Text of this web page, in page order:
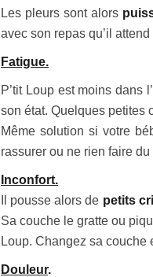
Les pleurs sont alors
avec son repas qu’il
Fatigue.
P’tit Loup est moins dans
son état. Quelques petites
Même solution si votre
rassurer ou ne rien faire
Inconfort.
Il pousse alors de petits
Sa couche le gratte ou
Loup. Changez sa couche
Douleur.